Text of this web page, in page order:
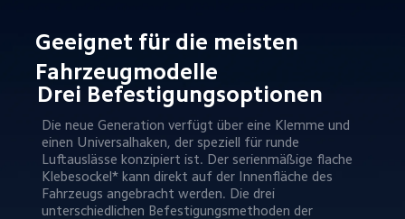
Geeignet für die meisten
Fahrzeugmodelle
Drei Befestigungsoptionen
Die neue Generation verfügt über eine Klemme und
einen Universalhaken, der speziell für runde
Luftauslässe konzipiert ist. Der serienmäßige flache
Klebesockel* kann direkt auf der Innenfläche des
Fahrzeugs angebracht werden. Die drei
unterschiedlichen Befestigungsmethoden der